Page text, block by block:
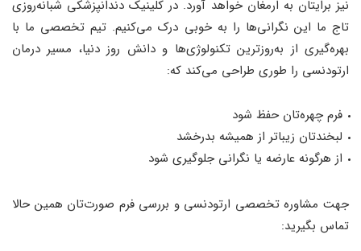
نیز برایتان به ارمغان خواهد آورد. در کلینیک دندانپزشکی شبانه‌روزی
تاج ما این نگرانی‌ها را به خوبی درک می‌کنیم. تیم تخصصی ما با
بهره‌گیری از به‌روزترین تکنولوژی‌ها و دانش روز دنیا، مسیر درمان
ارتودنسی را طوری طراحی می‌کند که:
فرم چهره‌تان حفظ شود
لبخندتان زیباتر از همیشه بدرخشد
از هرگونه عارضه یا نگرانی جلوگیری شود
جهت مشاوره تخصصی ارتودنسی و بررسی فرم صورت‌تان همین حالا
تماس بگیرید: